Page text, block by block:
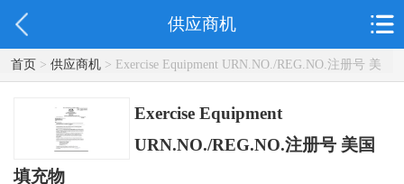
供应商机
首页> 供应商机> Exercise Equipment URN.NO./REG.NO.注册号 美
国填充物
Exercise Equipment
URN.NO./REG.NO.注册号 美国
填充物